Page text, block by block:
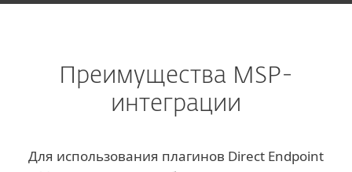
Преимущества MSP-
интеграции
Для использования плагинов Direct Endpoint